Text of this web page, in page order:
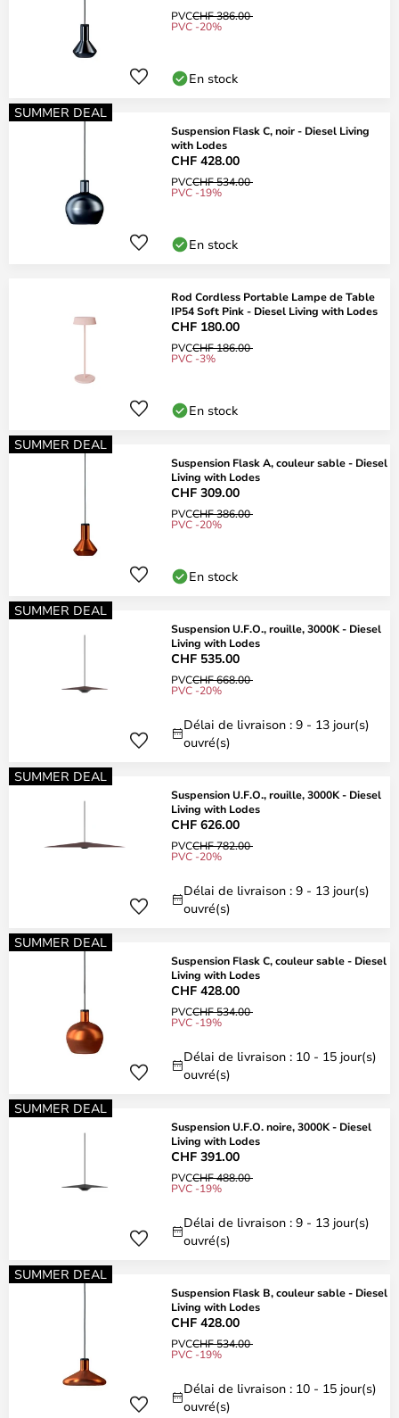
PVCCHF 386.00
PVC -20%
En stock
SUMMER DEAL
Suspension Flask C, noir - Diesel Living
with Lodes
CHF 428.00
PVCCHF 534.00
PVC -19%
En stock
Rod Cordless Portable Lampe de Table
IP54 Soft Pink - Diesel Living with Lodes
CHF 180.00
PVCCHF 186.00
PVC -3%
En stock
SUMMER DEAL
Suspension Flask A, couleur sable - Diesel
Living with Lodes
CHF 309.00
PVCCHF 386.00
PVC -20%
En stock
SUMMER DEAL
Suspension U.F.O., rouille, 3000K - Diesel
Living with Lodes
CHF 535.00
PVCCHF 668.00
PVC -20%
Délai de livraison : 9 - 13 jour(s)
ouvré(s)
SUMMER DEAL
Suspension U.F.O., rouille, 3000K - Diesel
Living with Lodes
CHF 626.00
PVCCHF 782.00
PVC -20%
Délai de livraison : 9 - 13 jour(s)
ouvré(s)
SUMMER DEAL
Suspension Flask C, couleur sable - Diesel
Living with Lodes
CHF 428.00
PVCCHF 534.00
PVC -19%
Délai de livraison : 10 - 15 jour(s)
ouvré(s)
SUMMER DEAL
Suspension U.F.O. noire, 3000K - Diesel
Living with Lodes
CHF 391.00
PVCCHF 488.00
PVC -19%
Délai de livraison : 9 - 13 jour(s)
ouvré(s)
SUMMER DEAL
Suspension Flask B, couleur sable - Diesel
Living with Lodes
CHF 428.00
PVCCHF 534.00
PVC -19%
Délai de livraison : 10 - 15 jour(s)
ouvré(s)